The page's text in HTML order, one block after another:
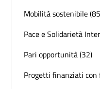
Mobilità sostenibile
Pace e Solidarietà
Pari opportunità (32)
Progetti finanziati con